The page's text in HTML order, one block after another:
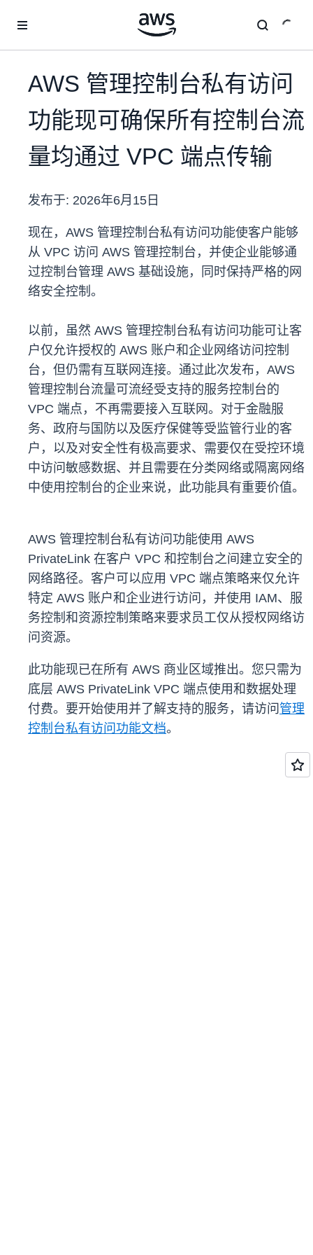
AWS 管理控制台私有访问
功能现可确保所有控制台流
量均通过 VPC 端点传输
发布于: 2026年6月15日
现在，AWS 管理控制台私有访问功能使客户能够
从 VPC 访问 AWS 管理控制台，并使企业能够通
过控制台管理 AWS 基础设施，同时保持严格的网
络安全控制。
以前，虽然 AWS 管理控制台私有访问功能可让客
户仅允许授权的 AWS 账户和企业网络访问控制
台，但仍需有互联网连接。通过此次发布，AWS
管理控制台流量可流经受支持的服务控制台的
VPC 端点，不再需要接入互联网。对于金融服
务、政府与国防以及医疗保健等受监管行业的客
户，以及对安全性有极高要求、需要仅在受控环境
中访问敏感数据、并且需要在分类网络或隔离网络
中使用控制台的企业来说，此功能具有重要价值。
AWS 管理控制台私有访问功能使用 AWS
PrivateLink 在客户 VPC 和控制台之间建立安全的
网络路径。客户可以应用 VPC 端点策略来仅允许
特定 AWS 账户和企业进行访问，并使用 IAM、服
务控制和资源控制策略来要求员工仅从授权网络访
问资源。
此功能现已在所有 AWS 商业区域推出。您只需为
底层 AWS PrivateLink VPC 端点使用和数据处理
付费。要开始使用并了解支持的服务，请访问 管理
控制台私有访问功能文档。